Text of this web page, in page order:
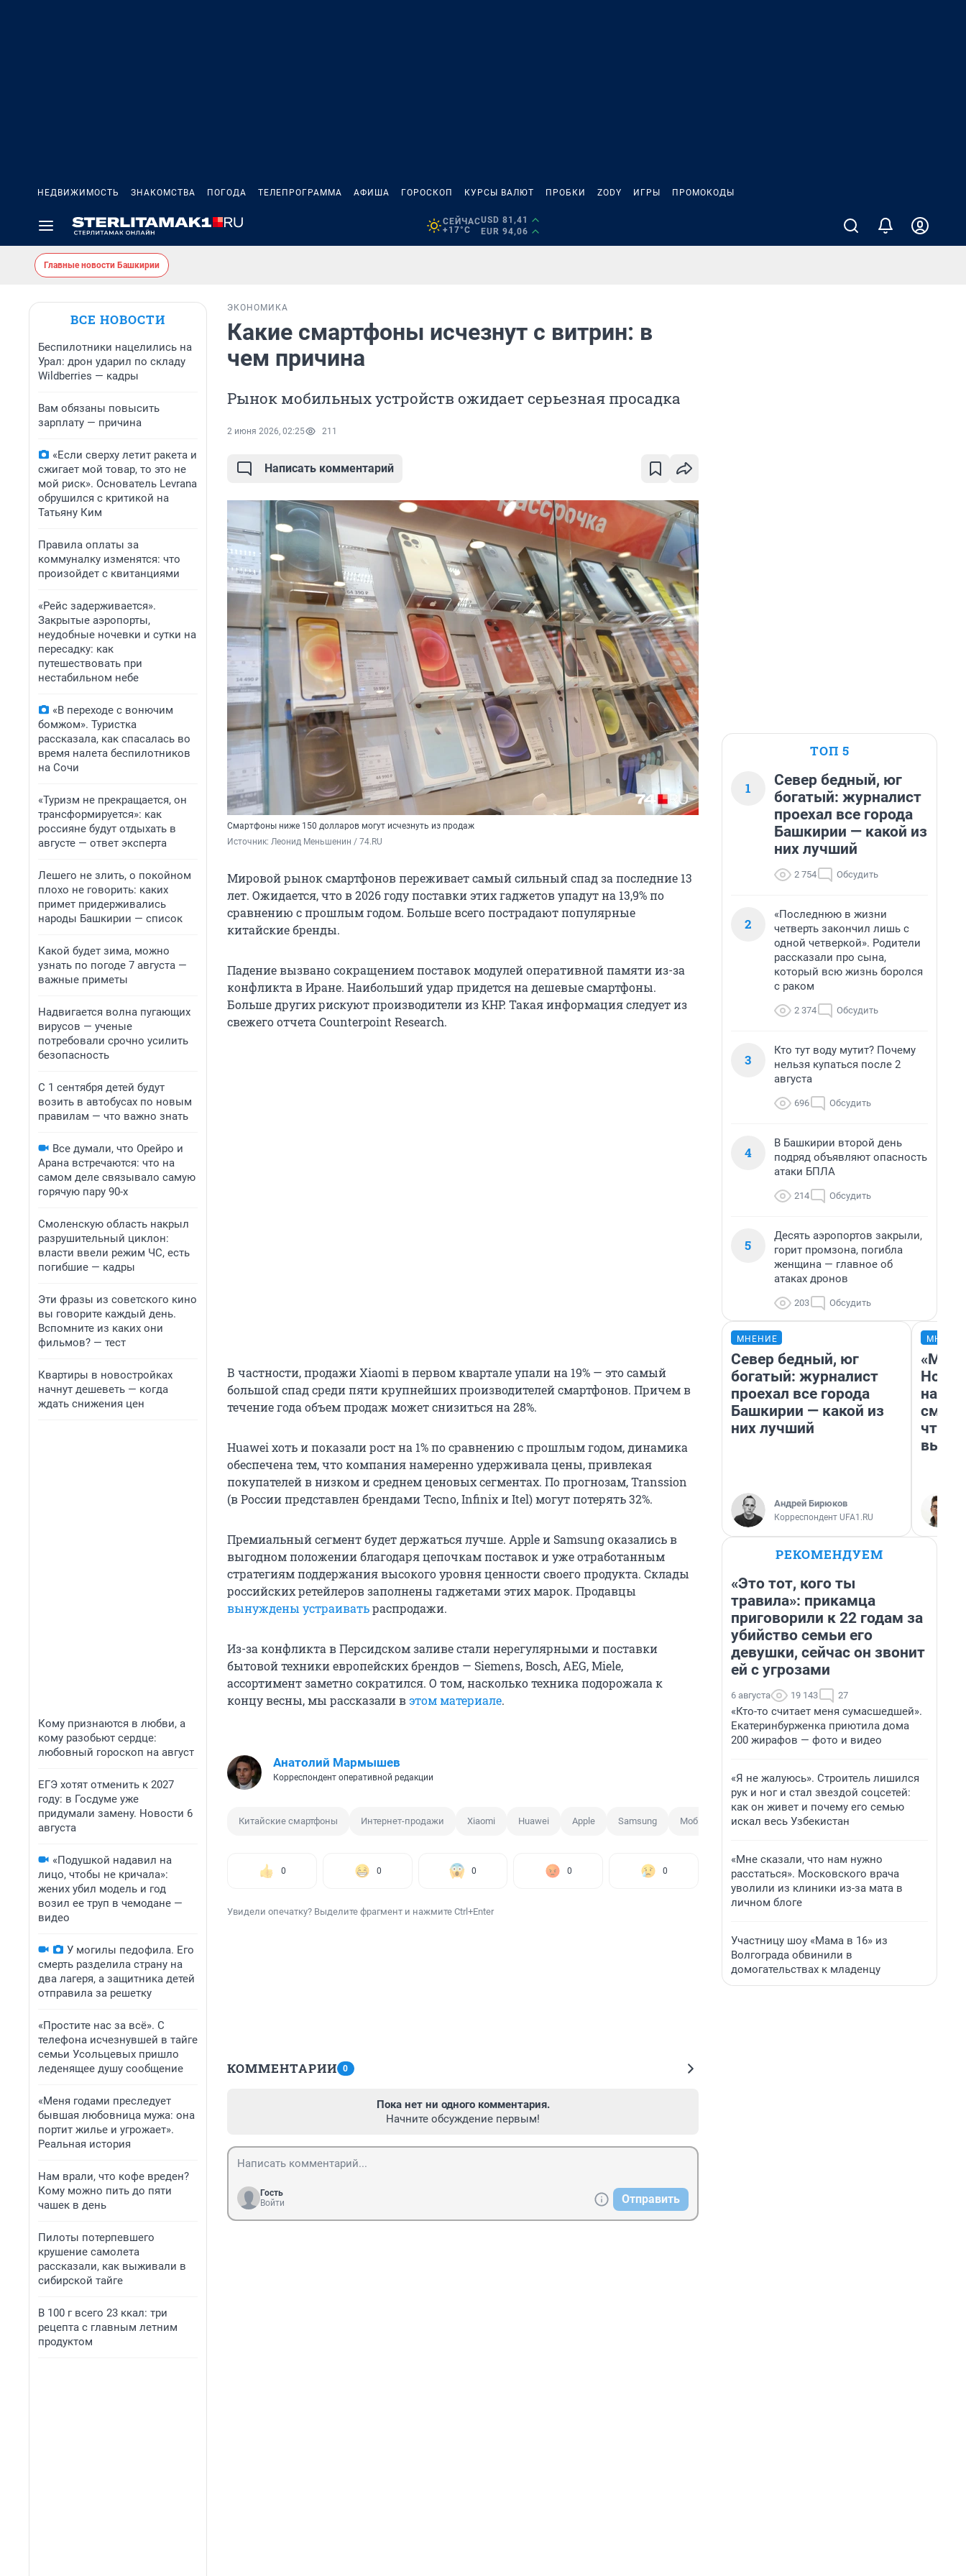
НЕДВИЖИМОСТЬ ЗНАКОМСТВА ПОГОДА ТЕЛЕПРОГРАММА АФИША ГОРОСКОП КУРСЫ ВАЛЮТ ПРОБКИ ZODY ИГРЫ ПРОМОКОДЫ
СЕЙЧАС
+17°C
USD 81,41
EUR 94,06
Главные новости Башкирии
ВСЕ НОВОСТИ
Беспилотники нацелились на
Урал: дрон ударил по складу
Wildberries — кадры
Вам обязаны повысить
зарплату — причина
«Если сверху летит ракета и
сжигает мой товар, то это не
мой риск». Основатель Levrana
обрушился с критикой на
Татьяну Ким
Правила оплаты за
коммуналку изменятся: что
произойдет с квитанциями
«Рейс задерживается».
Закрытые аэропорты,
неудобные ночевки и сутки на
пересадку: как
путешествовать при
нестабильном небе
«В переходе с вонючим
бомжом». Туристка
рассказала, как спасалась во
время налета беспилотников
на Сочи
«Туризм не прекращается, он
трансформируется»: как
россияне будут отдыхать в
августе — ответ эксперта
Лешего не злить, о покойном
плохо не говорить: каких
примет придерживались
народы Башкирии — список
Какой будет зима, можно
узнать по погоде 7 августа —
важные приметы
Надвигается волна пугающих
вирусов — ученые
потребовали срочно усилить
безопасность
С 1 сентября детей будут
возить в автобусах по новым
правилам — что важно знать
Все думали, что Орейро и
Арана встречаются: что на
самом деле связывало самую
горячую пару 90-х
Смоленскую область накрыл
разрушительный циклон:
власти ввели режим ЧС, есть
погибшие — кадры
Эти фразы из советского кино
вы говорите каждый день.
Вспомните из каких они
фильмов? — тест
Квартиры в новостройках
начнут дешеветь — когда
ждать снижения цен
Кому признаются в любви, а
кому разобьют сердце:
любовный гороскоп на август
ЕГЭ хотят отменить к 2027
году: в Госдуме уже
придумали замену. Новости 6
августа
«Подушкой надавил на
лицо, чтобы не кричала»:
жених убил модель и год
возил ее труп в чемодане —
видео
У могилы педофила. Его
смерть разделила страну на
два лагеря, а защитника детей
отправила за решетку
«Простите нас за всё». С
телефона исчезнувшей в тайге
семьи Усольцевых пришло
леденящее душу сообщение
«Меня годами преследует
бывшая любовница мужа: она
портит жилье и угрожает».
Реальная история
Нам врали, что кофе вреден?
Кому можно пить до пяти
чашек в день
Пилоты потерпевшего
крушение самолета
рассказали, как выживали в
сибирской тайге
В 100 г всего 23 ккал: три
рецепта с главным летним
продуктом
ЭКОНОМИКА
Какие смартфоны исчезнут с витрин: в
чем причина
Рынок мобильных устройств ожидает серьезная просадка
2 июня 2026, 02:25 211
Написать комментарий
Смартфоны ниже 150 долларов могут исчезнуть из продаж
Источник: Леонид Меньшенин / 74.RU
Мировой рынок смартфонов переживает самый сильный спад за последние 13
лет. Ожидается, что в 2026 году поставки этих гаджетов упадут на 13,9% по
сравнению с прошлым годом. Больше всего пострадают популярные
китайские бренды.
Падение вызвано сокращением поставок модулей оперативной памяти из-за
конфликта в Иране. Наибольший удар придется на дешевые смартфоны.
Больше других рискуют производители из КНР. Такая информация следует из
свежего отчета Counterpoint Research.
В частности, продажи Xiaomi в первом квартале упали на 19% — это самый
большой спад среди пяти крупнейших производителей смартфонов. Причем в
течение года объем продаж может снизиться на 28%.
Huawei хоть и показали рост на 1% по сравнению с прошлым годом, динамика
обеспечена тем, что компания намеренно удерживала цены, привлекая
покупателей в низком и среднем ценовых сегментах. По прогнозам, Transsion
(в России представлен брендами Tecno, Infinix и Itel) могут потерять 32%.
Премиальный сегмент будет держаться лучше. Apple и Samsung оказались в
выгодном положении благодаря цепочкам поставок и уже отработанным
стратегиям поддержания высокого уровня ценности своего продукта. Склады
российских ретейлеров заполнены гаджетами этих марок. Продавцы
вынуждены устраиватьраспродажи.
Из-за конфликта в Персидском заливе стали нерегулярными и поставки
бытовой техники европейских брендов — Siemens, Bosch, AEG, Miele,
ассортимент заметно сократился. О том, насколько техника подорожала к
концу весны, мы рассказали вэтом материале.
Анатолий Мармышев
Корреспондент оперативной редакции
Китайские смартфоны Интернет-продажи Xiaomi Huawei Apple Samsung Мобильные гаджеты
0 0 0 0 0
Увидели опечатку? Выделите фрагмент и нажмите Ctrl+Enter
КОММЕНТАРИИ 0
Пока нет ни одного комментария.
Начните обсуждение первым!
Гость
Войти
Отправить
ТОП 5
1
Север бедный, юг
богатый: журналист
проехал все города
Башкирии — какой из
них лучший
2 754 Обсудить
2
«Последнюю в жизни
четверть закончил лишь с
одной четверкой». Родители
рассказали про сына,
который всю жизнь боролся
с раком
2 374 Обсудить
3
Кто тут воду мутит? Почему
нельзя купаться после 2
августа
696 Обсудить
4
В Башкирии второй день
подряд объявляют опасность
атаки БПЛА
214 Обсудить
5
Десять аэропортов закрыли,
горит промзона, погибла
женщина — главное об
атаках дронов
203 Обсудить
МНЕНИЕ
Север бедный, юг
богатый: журналист
проехал все города
Башкирии — какой из
них лучший
Андрей Бирюков
Корреспондент UFA1.RU
«Мы
РЕКОМЕНДУЕМ
«Это тот, кого ты
травила»: прикамца
приговорили к 22 годам за
убийство семьи его
девушки, сейчас он звонит
ей с угрозами
6 августа 19 143 27
«Кто-то считает меня сумасшедшей».
Екатеринбурженка приютила дома
200 жирафов — фото и видео
«Я не жалуюсь». Строитель лишился
рук и ног и стал звездой соцсетей:
как он живет и почему его семью
искал весь Узбекистан
«Мне сказали, что нам нужно
расстаться». Московского врача
уволили из клиники из-за мата в
личном блоге
Участницу шоу «Мама в 16» из
Волгограда обвинили в
домогательствах к младенцу